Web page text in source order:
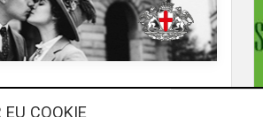
sulla Liguria seguiteci sul
EU COOKIE